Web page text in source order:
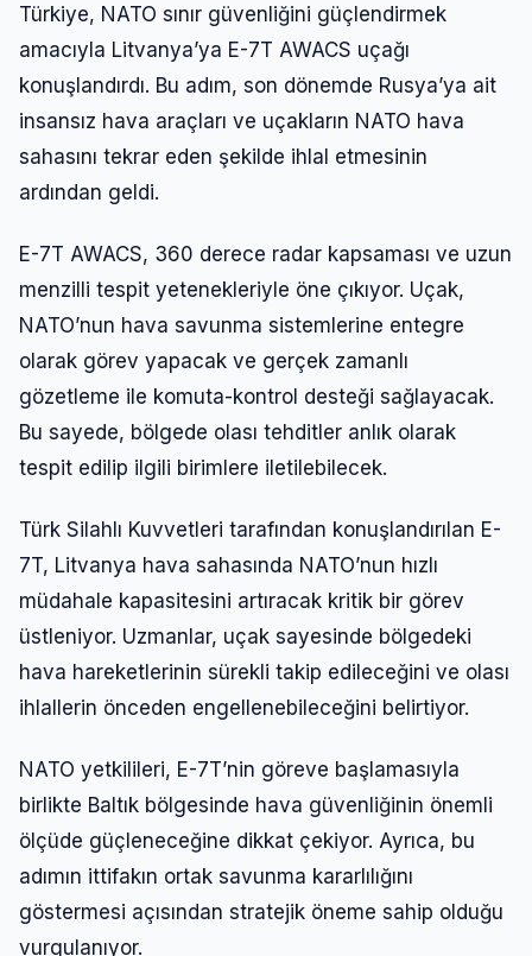
Türkiye, NATO sınır güvenliğini güçlendirmek
amacıyla Litvanya’ya E-7T AWACS uçağı
konuşlandırdı. Bu adım, son dönemde Rusya’ya ait
insansız hava araçları ve uçakların NATO hava
sahasını tekrar eden şekilde ihlal etmesinin
ardından geldi.
E-7T AWACS, 360 derece radar kapsaması ve uzun
menzilli tespit yetenekleriyle öne çıkıyor. Uçak,
NATO’nun hava savunma sistemlerine entegre
olarak görev yapacak ve gerçek zamanlı
gözetleme ile komuta-kontrol desteği sağlayacak.
Bu sayede, bölgede olası tehditler anlık olarak
tespit edilip ilgili birimlere iletilebilecek.
Türk Silahlı Kuvvetleri tarafından konuşlandırılan E-
7T, Litvanya hava sahasında NATO’nun hızlı
müdahale kapasitesini artıracak kritik bir görev
üstleniyor. Uzmanlar, uçak sayesinde bölgedeki
hava hareketlerinin sürekli takip edileceğini ve olası
ihlallerin önceden engellenebileceğini belirtiyor.
NATO yetkilileri, E-7T’nin göreve başlamasıyla
birlikte Baltık bölgesinde hava güvenliğinin önemli
ölçüde güçleneceğine dikkat çekiyor. Ayrıca, bu
adımın ittifakın ortak savunma kararlılığını
göstermesi açısından stratejik öneme sahip olduğu
vurgulanıyor.